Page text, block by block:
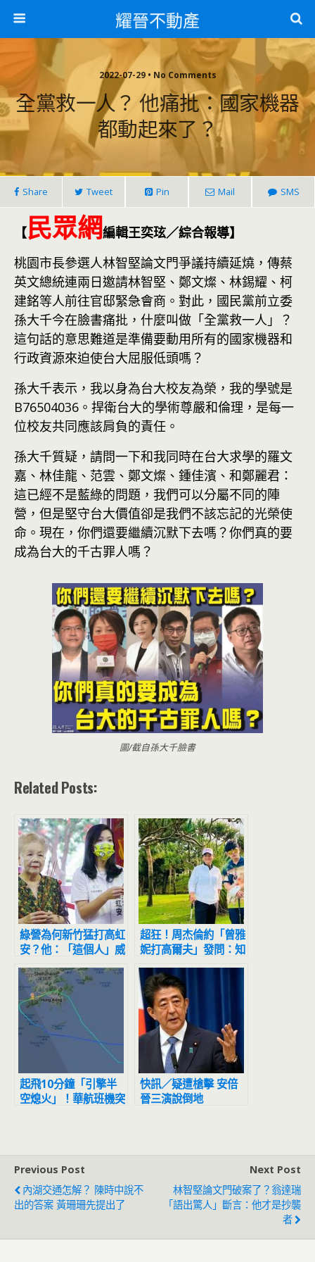
耀晉不動產
2022-07-29 • No Comments
全黨救一人？ 他痛批：國家機器
都動起來了？
Share Tweet Pin Mail SMS
【民眾網編輯王奕玹／綜合報導】
桃園市長參選人林智堅論文門爭議持續延燒，傳蔡
英文總統連兩日邀請林智堅、鄭文燦、林錫耀、柯
建銘等人前往官邸緊急會商。對此，國民黨前立委
孫大千今在臉書痛批，什麼叫做「全黨救一人」？
這句話的意思難道是準備要動用所有的國家機器和
行政資源來迫使台大屈服低頭嗎？
孫大千表示，我以身為台大校友為榮，我的學號是
B76504036。捍衛台大的學術尊嚴和倫理，是每一
位校友共同應該肩負的責任。
孫大千質疑，請問一下和我同時在台大求學的羅文
嘉、林佳龍、范雲、鄭文燦、鍾佳濱、和鄭麗君：
這已經不是藍綠的問題，我們可以分屬不同的陣
營，但是堅守台大價值卻是我們不該忘記的光榮使
命。現在，你們還要繼續沉默下去嗎？你們真的要
成為台大的千古罪人嗎？
圖/截自孫大千臉書
Related Posts:
綠營為何新竹猛打高虹
安？他：「這個人」威
脅到民進黨
超狂！周杰倫約「曾雅
妮打高爾夫」發問：知
道妳的問題在哪嗎？…
下秒答案網友笑翻
起飛10分鐘「引擎半
空熄火」！華航班機突
快訊／疑遭槍擊 安倍
晉三演說倒地
Previous Post
內湖交通怎解？ 陳時中說不
出的答案 黃珊珊先提出了
Next Post
林智堅論文門破案了？翁達瑞
「語出驚人」斷言：他才是抄襲
者